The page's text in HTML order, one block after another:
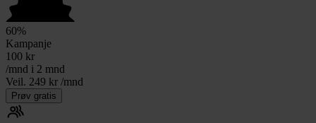
60%
Kampanje
100 kr
/mnd i 2 mnd
Veil. 249 kr /mnd
Prøv gratis